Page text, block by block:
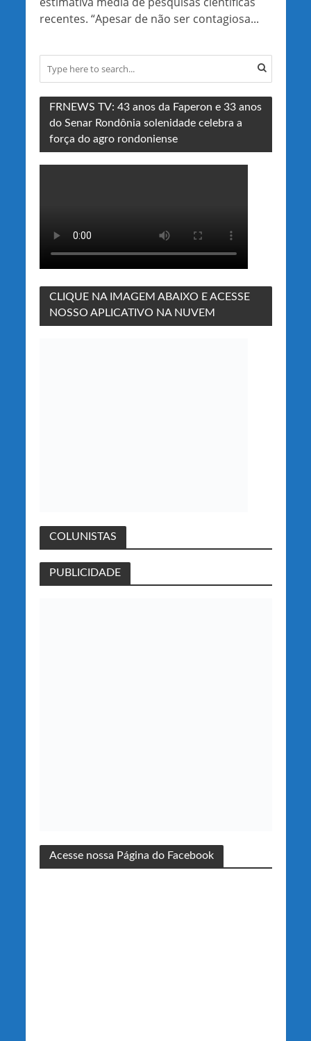
recentes. “Apesar de não ser contagiosa...
FRNEWS TV: 43 anos da Faperon e 33 anos
do Senar Rondônia solenidade celebra a
força do agro rondoniense
CLIQUE NA IMAGEM ABAIXO E ACESSE
NOSSO APLICATIVO NA NUVEM
COLUNISTAS
PUBLICIDADE
Acesse nossa Página do Facebook